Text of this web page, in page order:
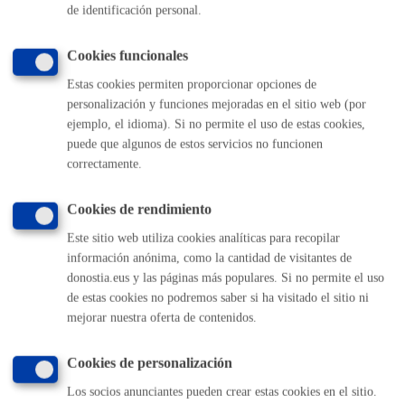
(ICIO)
*Anexo a regir desde el 1 de enero de 2017
Tasas por Licencias Urbanísticas
**Anexo a regir desde el 1 de enero de 2021
Plazo de resolución y sentido
del silencio
3 meses
Sentido del silencio:
Positivo
Para proyectos de obra de demolición que sean más
sencillos, para cambios de uso y división de viviendas en
mes en algunos casos.
de identificación personal.
Cookies funcionales
Estas cookies permiten proporcionar opciones de
personalización y funciones mejoradas en el sitio web (por
ejemplo, el idioma). Si no permite el uso de estas cookies,
puede que algunos de estos servicios no funcionen
correctamente.
Cookies de rendimiento
Este sitio web utiliza cookies analíticas para recopilar
información anónima, como la cantidad de visitantes de
donostia.eus y las páginas más populares. Si no permite el uso
de estas cookies no podremos saber si ha visitado el sitio ni
mejorar nuestra oferta de contenidos.
Cookies de personalización
Los socios anunciantes pueden crear estas cookies en el sitio.